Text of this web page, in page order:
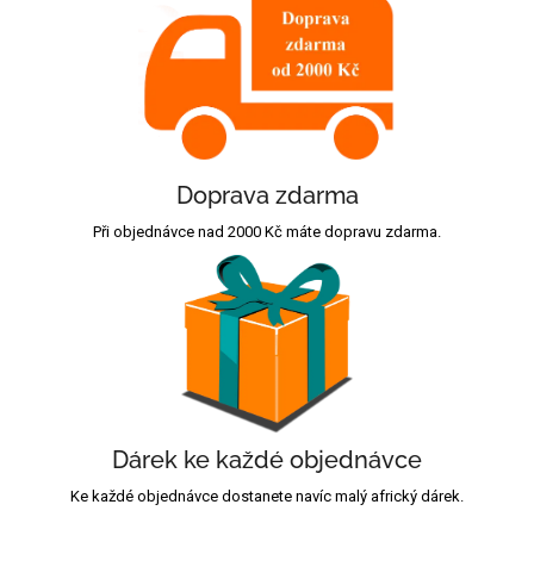
Doprava zdarma
Při objednávce nad 2000 Kč máte dopravu zdarma.
Dárek ke každé objednávce
Ke každé objednávce dostanete navíc malý africký dárek.